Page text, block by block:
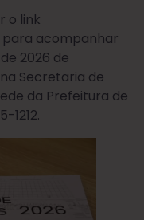
o link
para acompanhar
2026 de
Secretaria de
da Prefeitura de
1212.